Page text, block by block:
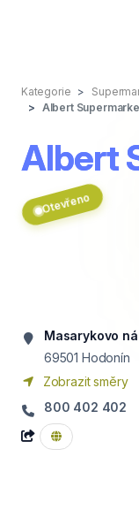
Kategorie
Albert
Albert
Otevřeno
Masarykovo
69501 Hodonín
Zobrazit směry
800 402 402